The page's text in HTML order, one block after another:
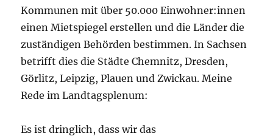
Kommunen mit über 50.000 Einwohner:innen
einen Mietspiegel erstellen und die Länder die
zuständigen Behörden bestimmen. In Sachsen
betrifft dies die Städte Chemnitz, Dresden,
Görlitz, Leipzig, Plauen und Zwickau. Meine
Rede im Landtagsplenum:
Es ist dringlich, dass wir das